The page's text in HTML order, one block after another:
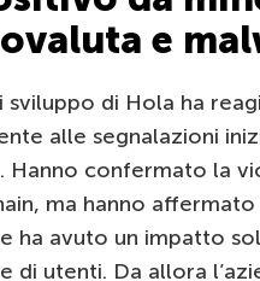
e
sviluppo di Hola ha
alle segnalazioni
Hanno confermato la
ma hanno affermato
ha avuto un impatto
di utenti. Da allora